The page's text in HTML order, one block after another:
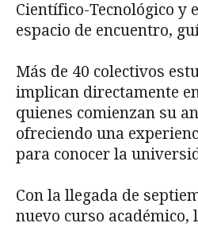
Científico-Tecnológico y
espacio de encuentro,
Más de 40 colectivos
implican directamente
quienes comienzan su
ofreciendo una
para conocer la
Con la llegada de
nuevo curso académico,